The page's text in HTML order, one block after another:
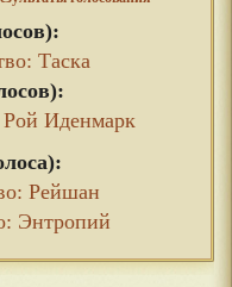
Таска
Иденмарк
Рейшан
Энтропий